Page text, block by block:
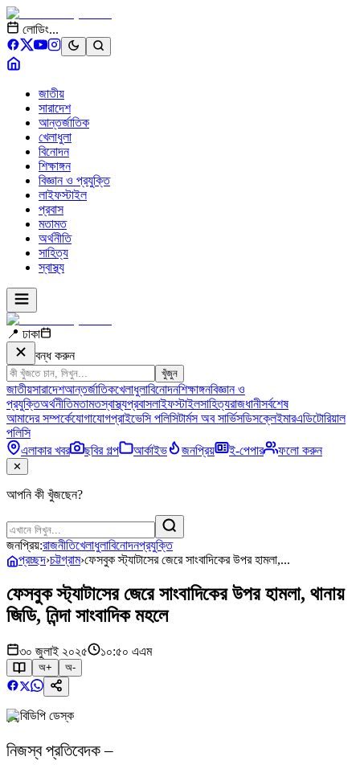
লোডিং...
জাতীয়
সারাদেশ
আন্তর্জাতিক
খেলাধুলা
বিনোদন
শিক্ষাঙ্গন
বিজ্ঞান ও প্রযুক্তি
লাইফস্টাইল
প্রবাস
মতামত
অর্থনীতি
সাহিত্য
স্বাস্থ্য
📍 ঢাকা
বন্ধ করুন
খুঁজুন
জাতীয়সারাদেশআন্তর্জাতিকখেলাধুলাবিনোদনশিক্ষাঙ্গনবিজ্ঞান ও
প্রযুক্তিঅর্থনীতিমতামতস্বাস্থ্যপ্রবাসলাইফস্টাইলসাহিত্যরাজধানীসর্বশেষ
আমাদের সম্পর্কেযোগাযোগপ্রাইভেসি পলিসিটার্মস অব সার্ভিসডিসক্লেইমারএডিটোরিয়াল
পলিসি
এলাকার খবর
ছবির গল্প আর্কাইভ জনপ্রিয় ই-পেপার ফলো করুন
✕
আপনি কী খুঁজছেন?
জনপ্রিয়:রাজনীতিখেলাধুলাবিনোদনপ্রযুক্তি
প্রচ্ছদ›চট্টগ্রাম›ফেসবুক স্ট্যাটাসের জেরে সাংবাদিকের উপর হামলা,...
ফেসবুক স্ট্যাটাসের জেরে সাংবাদিকের উপর হামলা, থানায়
জিডি, নিন্দা সাংবাদিক মহলে
৩০ জুলাই ২০২৫ ১০:৫০ এএম
অ+ অ-
বিডিপি ডেস্ক
নিজস্ব প্রতিবেদক –